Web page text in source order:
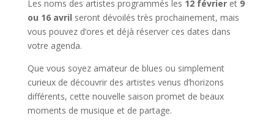
Les noms des artistes programmés les 12 févrieret 9
ou 16 avril seront dévoilés très prochainement, mais
vous pouvez d’ores et déjà réserver ces dates dans
votre agenda.
Que vous soyez amateur de blues ou simplement
curieux de découvrir des artistes venus d’horizons
différents, cette nouvelle saison promet de beaux
moments de musique et de partage.